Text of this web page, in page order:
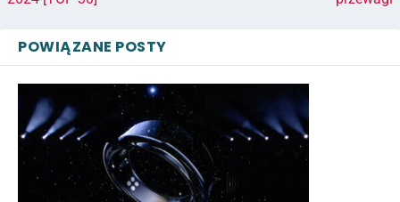
POWIĄZANE POSTY